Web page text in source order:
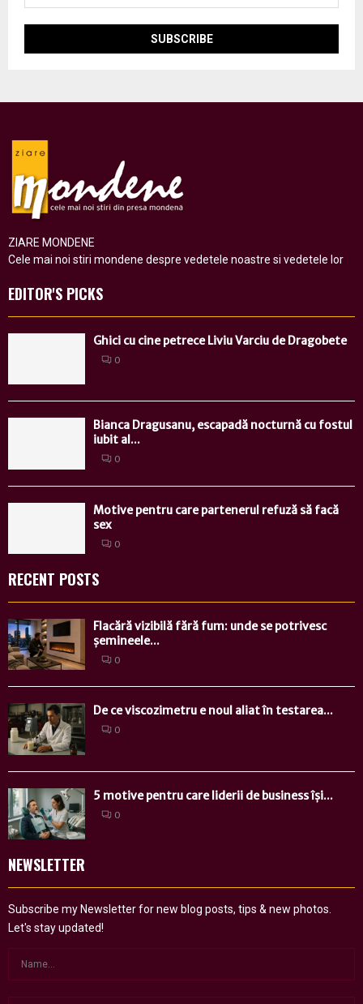
ZIARE MONDENE
Cele mai noi stiri mondene despre vedetele noastre si vedetele lor
EDITOR'S PICKS
Ghici cu cine petrece Liviu Varciu de Dragobete
0
Bianca Dragusanu, escapadă nocturnă cu fostul
iubit al...
0
Motive pentru care partenerul refuză să facă
sex
0
RECENT POSTS
Flacără vizibilă fără fum: unde se potrivesc
șemineele...
0
De ce viscozimetru e noul aliat în testarea...
0
5 motive pentru care liderii de business își...
0
NEWSLETTER
Subscribe my Newsletter for new blog posts, tips & new photos.
Let's stay updated!